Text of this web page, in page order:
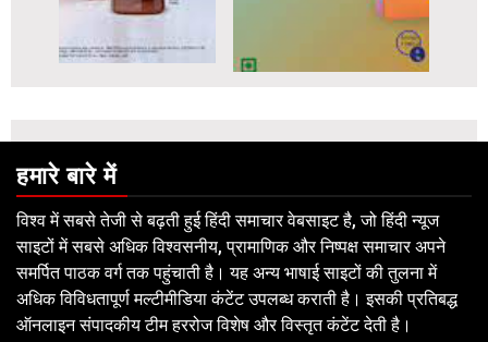
हमारे बारे में
विश्व में सबसे तेजी से बढ़ती हुई हिंदी समाचार वेबसाइट है, जो हिंदी न्यूज
साइटों में सबसे अधिक विश्वसनीय, प्रामाणिक और निष्पक्ष समाचार अपने
समर्पित पाठक वर्ग तक पहुंचाती है। यह अन्य भाषाई साइटों की तुलना में
अधिक विविधतापूर्ण मल्टीमीडिया कंटेंट उपलब्ध कराती है। इसकी प्रतिबद्ध
ऑनलाइन संपादकीय टीम हररोज विशेष और विस्तृत कंटेंट देती है।